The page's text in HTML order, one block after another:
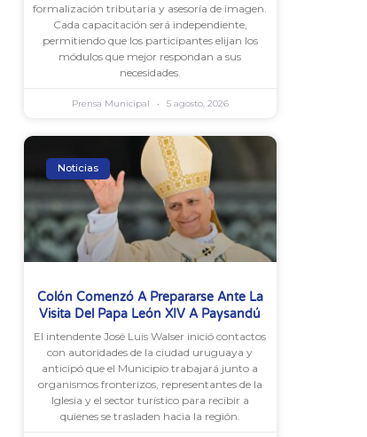
formalización tributaria y asesoría de imagen.
Cada capacitación será independiente,
permitiendo que los participantes elijan los
módulos que mejor respondan a sus
necesidades.
Prensa Municipal 5 agosto, 2026
Noticias
Colón Comenzó A Prepararse Ante La
Visita Del Papa León XIV A Paysandú
El intendente José Luis Walser inició contactos
con autoridades de la ciudad uruguaya y
anticipó que el Municipio trabajará junto a
organismos fronterizos, representantes de la
Iglesia y el sector turístico para recibir a
quienes se trasladen hacia la región.